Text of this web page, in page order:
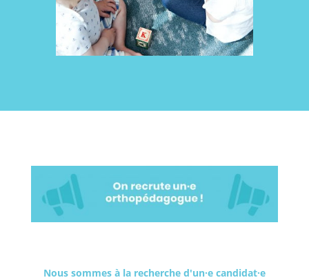
Nous sommes à la recherche d'un·e candidat·e